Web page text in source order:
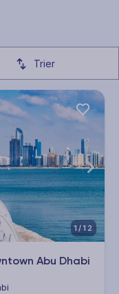
Trier
1/12
Abu Dhabi